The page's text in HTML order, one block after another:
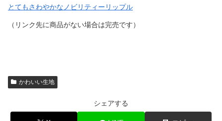
とてもさわやかなノビリティーリップル
（リンク先に商品がない場合は完売です）
かわいい生地
シェアする